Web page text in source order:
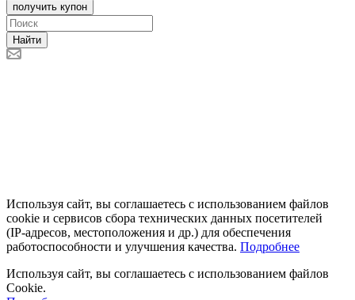
получить купон
Найти
Используя сайт, вы соглашаетесь с использованием файлов
cookie и сервисов сбора технических данных посетителей
(IP‑адресов, местоположения и др.) для обеспечения
работоспособности и улучшения качества. Подробнее
Используя сайт, вы соглашаетесь с использованием файлов
Cookie.